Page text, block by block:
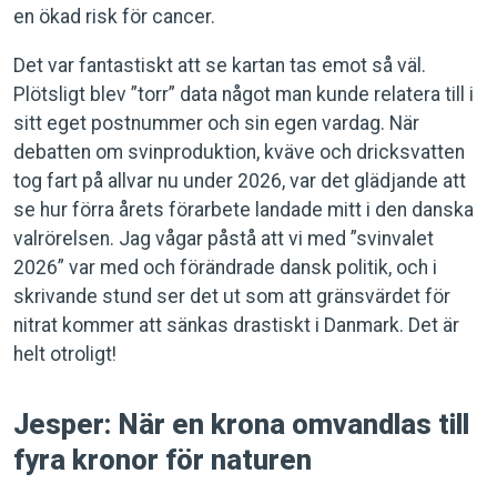
en ökad risk för cancer.
Det var fantastiskt att se kartan tas emot så väl.
Plötsligt blev ”torr” data något man kunde relatera till i
sitt eget postnummer och sin egen vardag. När
debatten om svinproduktion, kväve och dricksvatten
tog fart på allvar nu under 2026, var det glädjande att
se hur förra årets förarbete landade mitt i den danska
valrörelsen. Jag vågar påstå att vi med ”svinvalet
2026” var med och förändrade dansk politik, och i
skrivande stund ser det ut som att gränsvärdet för
nitrat kommer att sänkas drastiskt i Danmark. Det är
helt otroligt!
Jesper: När en krona omvandlas till
fyra kronor för naturen